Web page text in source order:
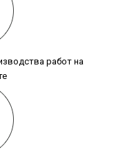
работ на